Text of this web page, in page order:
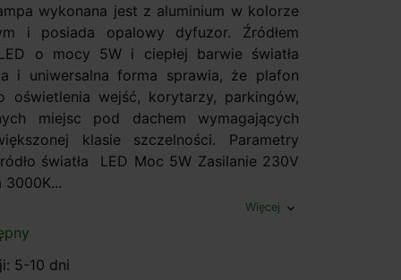
wykonana jest z aluminium w kolorze
i posiada opalowy dyfuzor. Źródłem
o mocy 5W i ciepłej barwie światła
i uniwersalna forma sprawia, że plafon
oświetlenia wejść, korytarzy, parkingów,
miejsc pod dachem wymagających
klasie szczelności. Parametry
światła LED Moc 5W Zasilanie 230V
3000K...
Więcej expand_more
5-10 dni